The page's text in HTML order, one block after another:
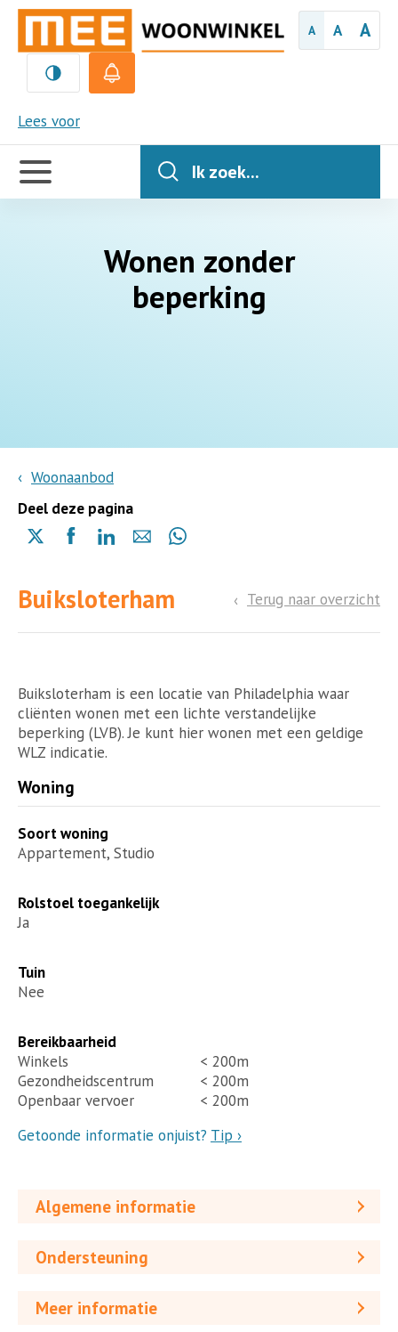
A A A
Lees voor
MEE
Handige
links
Ik zoek...
Wonen zonder
beperking
Woonaanbod
Deel deze pagina
Delen
(opent
in
een
Delen
(opent
in
een
Delen
(opent
in
een
Delen
mail
Delen
Buiksloterham Terug naar overzicht
Buiksloterham is een locatie van Philadelphia waar
cliënten wonen met een lichte verstandelijke
beperking (LVB). Je kunt hier wonen met een geldige
WLZ indicatie.
Woning
Soort woning
Appartement, Studio
Rolstoel toegankelijk
Ja
Tuin
Nee
Bereikbaarheid
Winkels
< 200m
Gezondheidscentrum
< 200m
Openbaar vervoer
< 200m
Getoonde informatie onjuist? Tip ›
Algemene informatie
Ondersteuning
Meer informatie